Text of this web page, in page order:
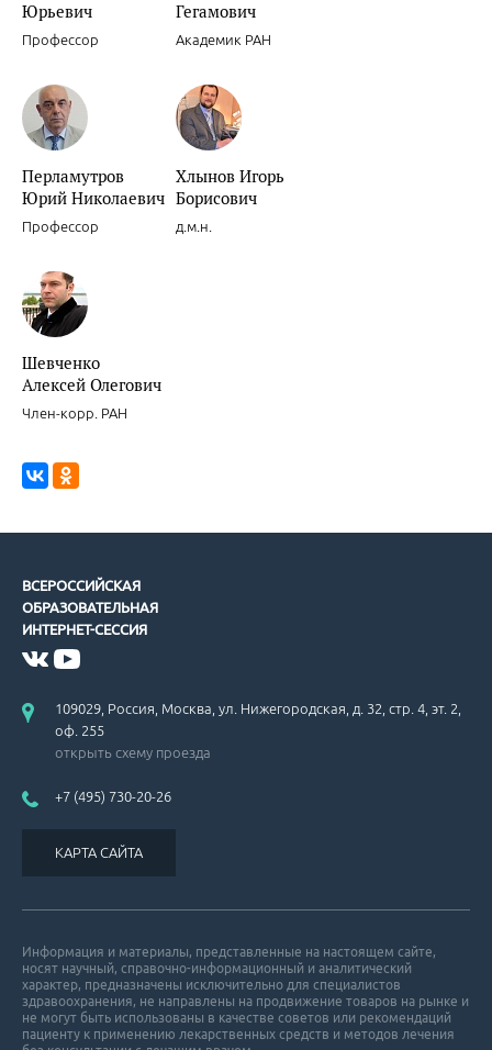
Новости доказательной кардиологии.
Новости доказательной кардиологии.
Американские рекомендации по вторичной профилактике ИБС.
Рекомендации по ведению больных с гипертрофической
Проблемы гиполипидемической терапии.
Юрьевич
Профессор
Гегамович
Академик РАН
Перламутров
Юрий Николаевич
Профессор
Хлынов Игорь
Борисович
д.м.н.
Шевченко
Алексей Олегович
Член-корр. РАН
ВСЕРОССИЙСКАЯ
ОБРАЗОВАТЕЛЬНАЯ
ИНТЕРНЕТ-СЕССИЯ
109029, Россия, Москва, ул. Нижегородская, д. 32, стр. 4, эт. 2,
оф. 255
открыть схему проезда
+7 (495) 730-20-26
КАРТА САЙТА
Информация и материалы, представленные на настоящем сайте,
носят научный, справочно-информационный и аналитический
характер, предназначены исключительно для специалистов
здравоохранения, не направлены на продвижение товаров на рынке и
не могут быть использованы в качестве советов или рекомендаций
пациенту к применению лекарственных средств и методов лечения